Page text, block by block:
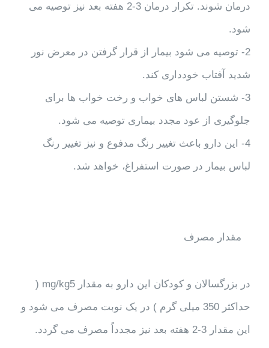
درمان شوند. تکرار درمان 3-2 هفته بعد نیز توصیه می
شود.
2- توصیه می شود بیمار از قرار گرفتن در معرض نور
شدید آفتاب خودداری کند.
3- شستن لباس های خواب و رخت خواب ها برای
جلوگیری از عود مجدد بیماری توصیه می شود.
4- این دارو باعث تغییر رنگ مدفوع و نیز تغییر رنگ
لباس بیمار در صورت استفراغ، خواهد شد.
مقدار مصرف
در بزرگسالان و کودکان این دارو به مقدار mg/kg5 (
حداکثر 350 میلی گرم ) در یک نوبت مصرف می شود و
این مقدار 3-2 هفته بعد نیز مجدداً مصرف می گردد.